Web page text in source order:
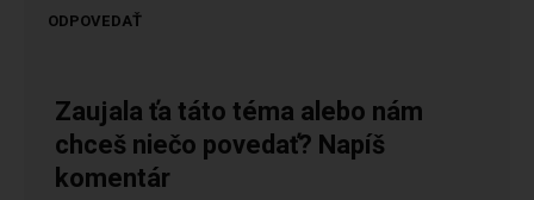
ODPOVEDAŤ
Zaujala ťa táto téma alebo nám
chceš niečo povedať? Napíš
komentár